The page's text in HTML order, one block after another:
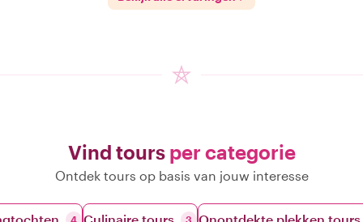
Vind tours per categorie
Ontdek tours op basis van jouw interesse
4 3